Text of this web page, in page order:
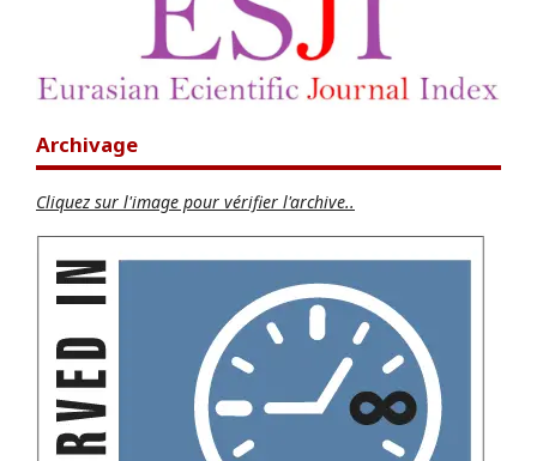
Archivage
Cliquez sur l'image pour vérifier l'archive..